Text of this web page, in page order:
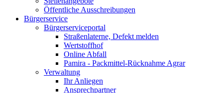
Öffentliche Ausschreibungen
Bürgerservice
Bürgerserviceportal
Straßenlaterne, Defekt melden
Wertstoffhof
Online Abfall
Pamira - Packmittel-Rücknahme Agrar
Verwaltung
Ihr Anliegen
Ansprechpartner